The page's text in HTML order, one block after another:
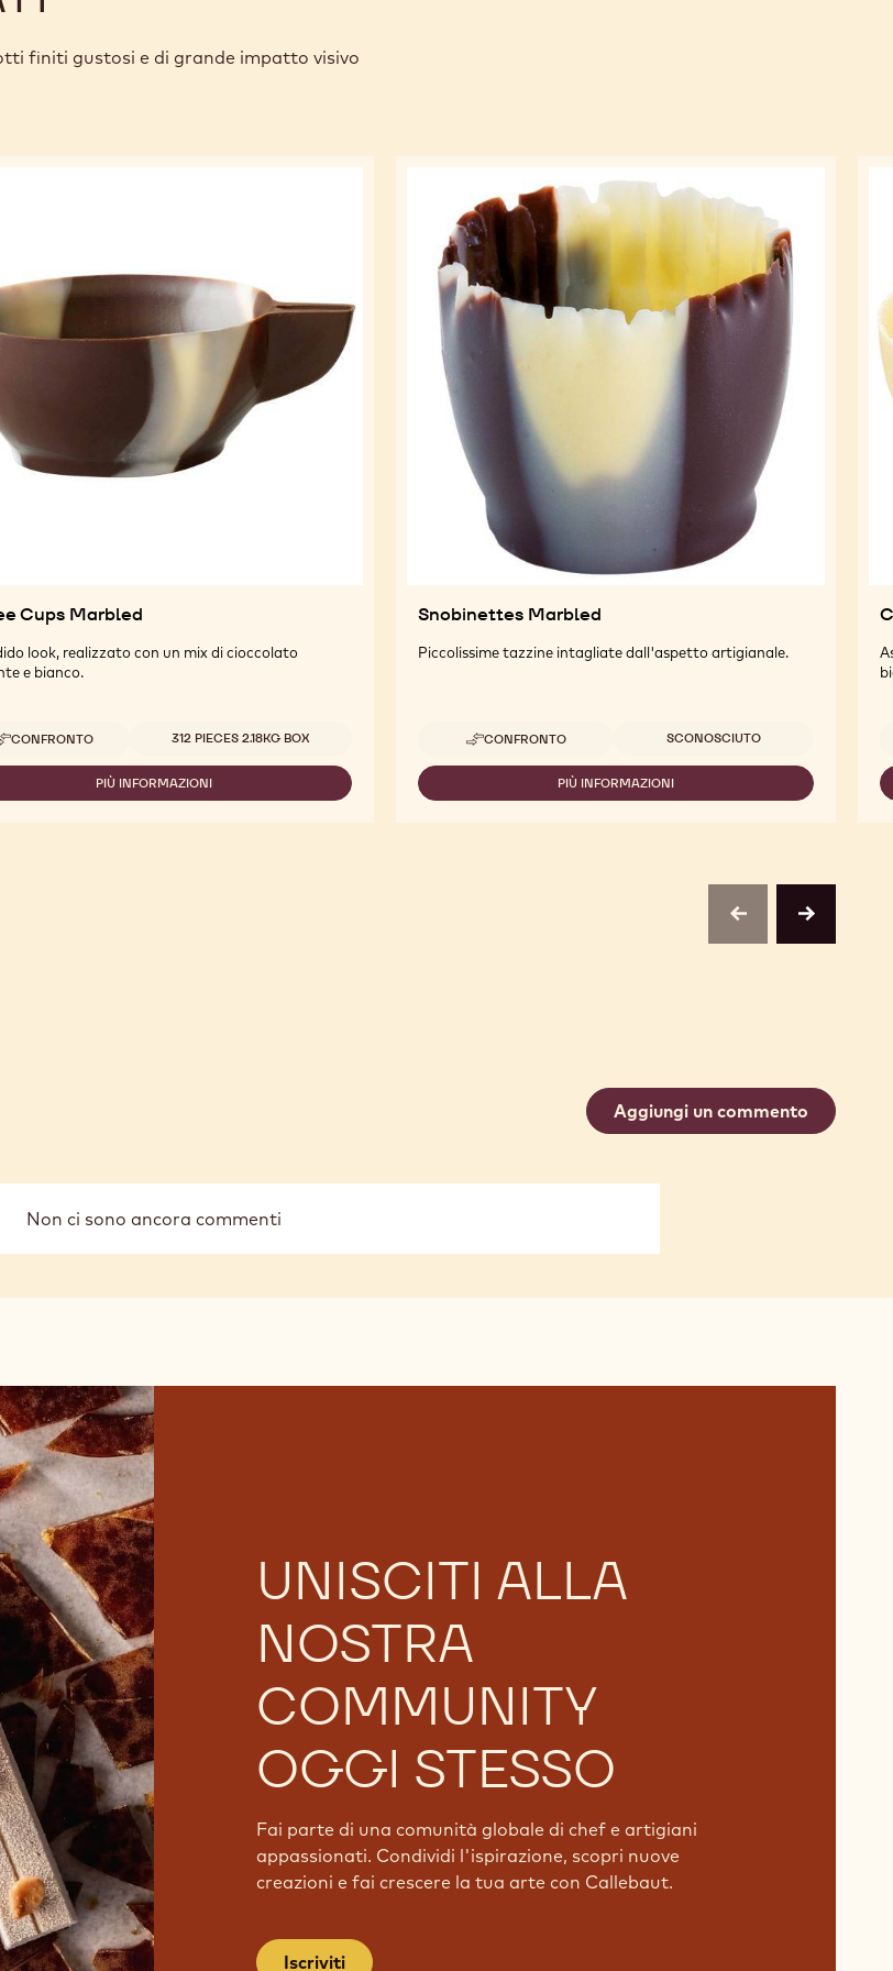
finiti gustosi e di grande impatto visivo
Cups Marbled
look, realizzato con un mix di cioccolato
e bianco.
CONFRONTO
-
COFFEE
MARBLED
Dimensioni disponibili
312 PIECES 2.18KG BOX
PIÙ INFORMAZIONI
-
Snobinettes Marbled
Piccolissime tazzine intagliate dall'aspetto artigianale.
CONFRONTO
-
SNOBINETTES
MARBLED
Dimensioni disponibili
SCONOSCIUTO
PIÙ INFORMAZIONI
-
previousnext
Aggiungi un commento
Non ci sono ancora commenti
UNISCITI ALLA
NOSTRA
COMMUNITY
OGGI STESSO
Fai parte di una comunità globale di chef e artigiani
appassionati. Condividi l'ispirazione, scopri nuove
creazioni e fai crescere la tua arte con Callebaut.
Iscriviti